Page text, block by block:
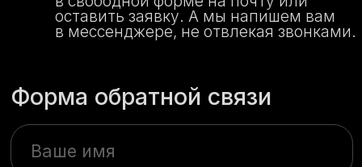
DPROFILE
TELEGRAM